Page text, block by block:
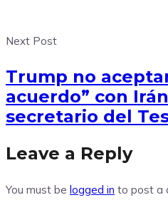
Next Post
Trump no
acuerdo” con
secretario del
Leave a Reply
You must be logged in to post a